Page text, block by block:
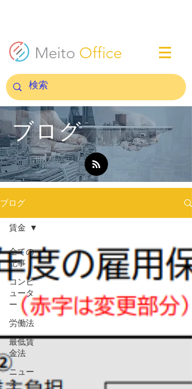
Meito Office
ブログ
ブログ
全ての
記事
コンピ
ュータ
ー
労働法
最低賃
金法
ニュー
ス
賃金